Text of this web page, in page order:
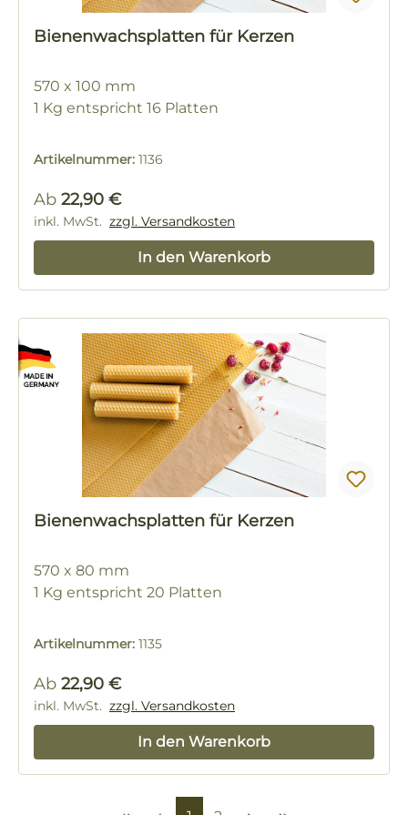
Bienenwachsplatten für Kerzen
570 x 100 mm
1 Kg entspricht 16 Platten
Artikelnummer: 1136
Regulärer Preis:
Ab 22,90 €
inkl. MwSt. zzgl. Versandkosten
In den Warenkorb
Bienenwachsplatten für Kerzen
570 x 80 mm
1 Kg entspricht 20 Platten
Artikelnummer: 1135
Regulärer Preis:
Ab 22,90 €
inkl. MwSt. zzgl. Versandkosten
In den Warenkorb